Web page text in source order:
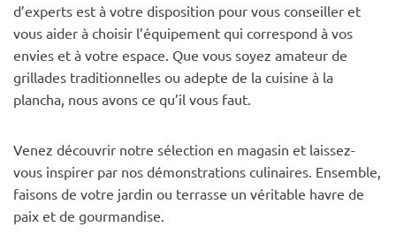
d’experts est à votre disposition pour vous conseiller et
vous aider à choisir l’équipement qui correspond à vos
envies et à votre espace. Que vous soyez amateur de
grillades traditionnelles ou adepte de la cuisine à la
plancha, nous avons ce qu’il vous faut.
Venez découvrir notre sélection en magasin et laissez-
vous inspirer par nos démonstrations culinaires. Ensemble,
faisons de votre jardin ou terrasse un véritable havre de
paix et de gourmandise.